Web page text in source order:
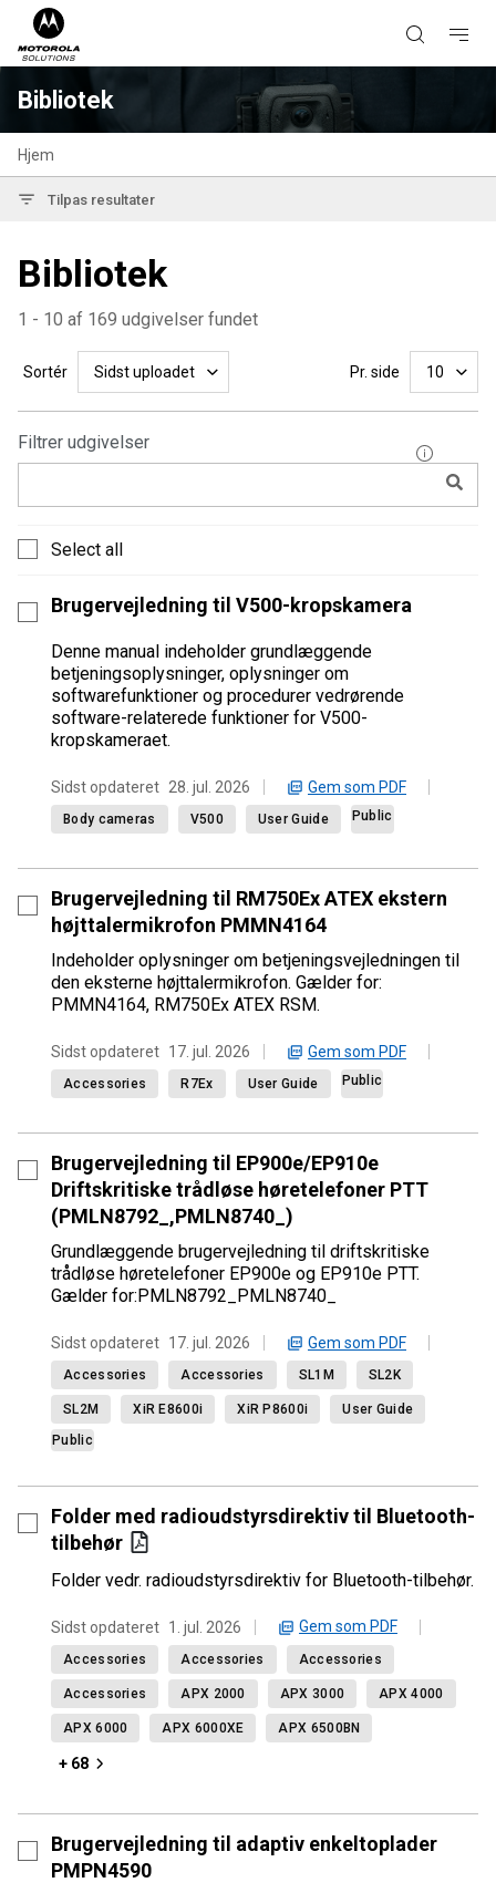
Bibliotek
Hjem
Tilpas resultater
Bibliotek
1 - 10 af 169 udgivelser fundet
Sortér Sidst uploadet Pr. side 10
Filtrer udgivelser
Select all
Brugervejledning til V500-kropskamera
Denne manual indeholder grundlæggende
betjeningsoplysninger, oplysninger om
softwarefunktioner og procedurer vedrørende
software-relaterede funktioner for V500-
kropskameraet.
Sidst opdateret 28. jul. 2026 Gem som PDF
Body cameras V500 User Guide Public
Brugervejledning til RM750Ex ATEX ekstern
højttalermikrofon PMMN4164
Indeholder oplysninger om betjeningsvejledningen til
den eksterne højttalermikrofon. Gælder for:
PMMN4164, RM750Ex ATEX RSM.
Sidst opdateret 17. jul. 2026 Gem som PDF
Accessories R7Ex User Guide Public
Brugervejledning til EP900e/EP910e
Driftskritiske trådløse høretelefoner PTT
(PMLN8792_,PMLN8740_)
Grundlæggende brugervejledning til driftskritiske
trådløse høretelefoner EP900e og EP910e PTT.
Gælder for:PMLN8792_PMLN8740_
Sidst opdateret 17. jul. 2026 Gem som PDF
Accessories Accessories SL1M SL2K
SL2M XiR E8600i XiR P8600i
User Guide
Public
Folder med radioudstyrsdirektiv til Bluetooth-
tilbehør
Folder vedr. radioudstyrsdirektiv for Bluetooth-tilbehør.
Sidst opdateret 1. jul. 2026 Gem som PDF
Accessories Accessories Accessories
Accessories APX 2000 APX 3000 APX 4000
APX 6000 APX 6000XE APX 6500BN
+ 68
Brugervejledning til adaptiv enkeltoplader
PMPN4590